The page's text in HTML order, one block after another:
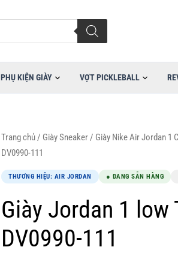
PHỤ KIỆN GIÀY VỢT PICKLEBALL
Trang chủ/ Giày Sneaker/ Giày Nike Air Jordan 1
DV0990-111
THƯƠNG HIỆU: AIR JORDAN ● ĐANG SẴN HÀNG
Giày Jordan 1 low
DV0990-111
Giá
gốc
là:
3,900,000VND.
Giá
hiện
tại
là:
1,999,000VND.
Giày
Jordan
1
low
Tripple
White
DV0990-
111